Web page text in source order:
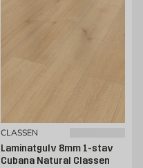
CLASSEN
Laminatgulv 8mm 1-stav
Cubana Natural Classen